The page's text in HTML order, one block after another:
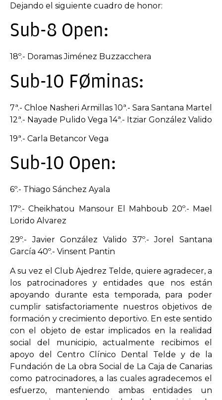
Dejando el siguiente cuadro de honor:
Sub-8 Open:
18º.- Doramas Jiménez Buzzacchera
Sub-10 Féminas:
7ª.- Chloe Nasheri Armillas 10ª.- Sara Santana Martel
12ª.- Nayade Pulido Vega 14ª.- Itziar González Valido
19ª.- Carla Betancor Vega
Sub-10 Open:
6º.- Thiago Sánchez Ayala
17º.- Cheikhatou Mansour El Mahboub 20º.- Mael
Lorido Alvarez
29º.- Javier González Valido 37º.- Jorel Santana
García 40º.- Vinsent Pantin
A su vez el Club Ajedrez Telde, quiere agradecer, a
los patrocinadores y entidades que nos están
apoyando durante esta temporada, para poder
cumplir satisfactoriamente nuestros objetivos de
formación y crecimiento deportivo. En este sentido
con el objeto de estar implicados en la realidad
social del municipio, actualmente recibimos el
apoyo del Centro Clínico Dental Telde y de la
Fundación de La obra Social de La Caja de Canarias
como patrocinadores, a las cuales agradecemos el
esfuerzo, manteniendo ambas entidades un